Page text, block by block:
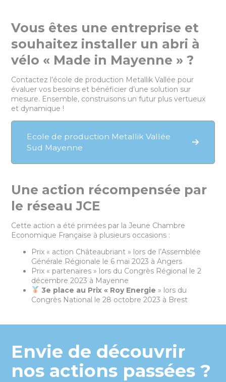
Vous êtes une entreprise et
souhaitez installer un abri à
vélo « Made in Mayenne » ?
Contactez l’école de production Metallik Vallée pour
évaluer vos besoins et bénéficier d’une solution sur
mesure. Ensemble, construisons un futur plus vertueux
et dynamique !
Ecole de production Metallik Vallée
Sud Mayenne
Une action récompensée par
le réseau JCE
Cette action a été primées par la Jeune Chambre
Economique Française à plusieurs occasions :
Prix « action Châteaubriant » lors de l’Assemblée
Générale Régionale le 6 mai 2023 à Angers
Prix « partenaires » lors du Congrès Régional le 2
décembre 2023 à Mayenne
3e place au Prix « Roy Energie » lors du
Congrès National le 28 octobre 2023 à Brest
Envie de découvrir
nos actions passées ?